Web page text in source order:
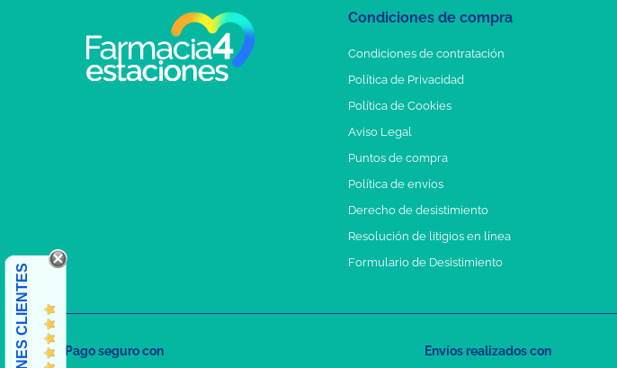
Condiciones de compra
Condiciones de contratación
Política de Privacidad
Política de Cookies
Aviso Legal
Puntos de compra
Política de envíos
Derecho de desistimiento
Resolución de litigios en línea
Formulario de Desistimiento
Pago seguro con Envíos realizados con